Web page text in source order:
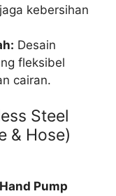
kebersihan
Desain
fleksibel
cairan.
Steel
& Hose)
Pump